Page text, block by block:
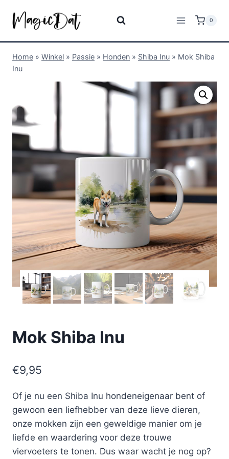
0
Home » Winkel » Passie » Honden » Shiba Inu » Mok Shiba
Inu
Mok Shiba Inu
€9,95
Of je nu een Shiba Inu hondeneigenaar bent of
gewoon een liefhebber van deze lieve dieren,
onze mokken zijn een geweldige manier om je
liefde en waardering voor deze trouwe
viervoeters te tonen. Dus waar wacht je nog op?